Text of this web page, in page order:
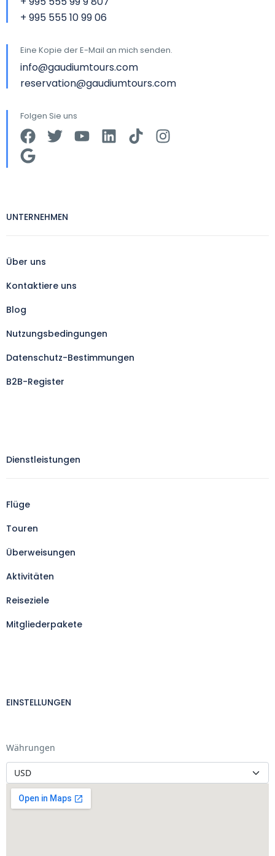
+ 995 555 10 99 06
Eine Kopie der E-Mail an mich senden.
info@gaudiumtours.com
reservation@gaudiumtours.com
Folgen Sie uns
UNTERNEHMEN
Über uns
Kontaktiere uns
Blog
Nutzungsbedingungen
Datenschutz-Bestimmungen
B2B-Register
Dienstleistungen
Flüge
Touren
Überweisungen
Aktivitäten
Reiseziele
Mitgliederpakete
EINSTELLUNGEN
Währungen